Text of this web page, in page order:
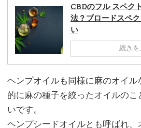
CBDのフル スペク
法？ブロードスペ
い
続き
ヘンプオイルも同様に麻のオイ
的に麻の種子を絞ったオイルの
いです。
ヘンプシードオイルとも呼ばれ